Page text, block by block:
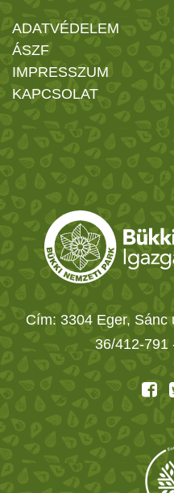
ADATVÉDELEM
ÁSZF
IMPRESSZUM
KAPCSOLAT
Cím: 3304 Eger, Sánc
36/412-791